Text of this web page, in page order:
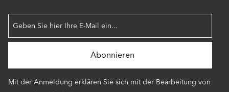
Mit der Anmeldung erklären Sie sich mit der Bearbeitung von